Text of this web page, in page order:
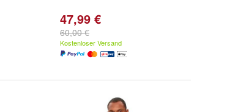
47,99 €
60,00 €
Kostenloser Versand